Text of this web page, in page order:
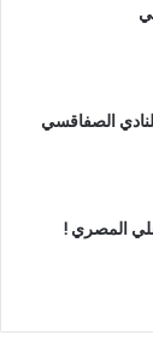
الصفاقسي
المصري !